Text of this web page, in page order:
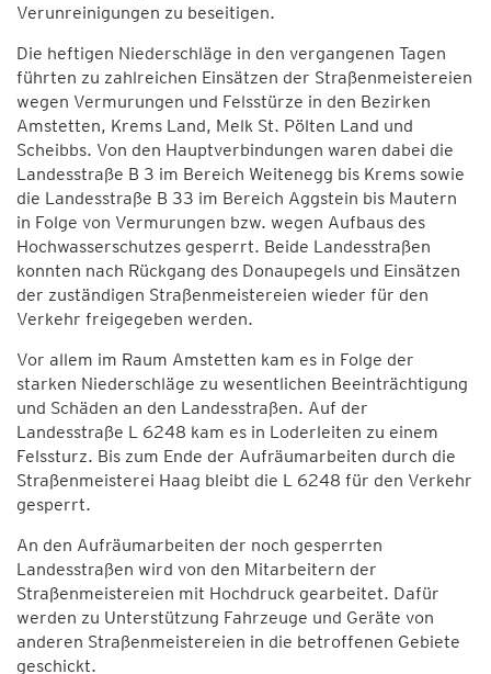
Verunreinigungen zu beseitigen.
Die heftigen Niederschläge in den vergangenen Tagen
führten zu zahlreichen Einsätzen der Straßenmeistereien
wegen Vermurungen und Felsstürze in den Bezirken
Amstetten, Krems Land, Melk St. Pölten Land und
Scheibbs. Von den Hauptverbindungen waren dabei die
Landesstraße B 3 im Bereich Weitenegg bis Krems sowie
die Landesstraße B 33 im Bereich Aggstein bis Mautern
in Folge von Vermurungen bzw. wegen Aufbaus des
Hochwasserschutzes gesperrt. Beide Landesstraßen
konnten nach Rückgang des Donaupegels und Einsätzen
der zuständigen Straßenmeistereien wieder für den
Verkehr freigegeben werden.
Vor allem im Raum Amstetten kam es in Folge der
starken Niederschläge zu wesentlichen Beeinträchtigung
und Schäden an den Landesstraßen. Auf der
Landesstraße L 6248 kam es in Loderleiten zu einem
Felssturz. Bis zum Ende der Aufräumarbeiten durch die
Straßenmeisterei Haag bleibt die L 6248 für den Verkehr
gesperrt.
An den Aufräumarbeiten der noch gesperrten
Landesstraßen wird von den Mitarbeitern der
Straßenmeistereien mit Hochdruck gearbeitet. Dafür
werden zu Unterstützung Fahrzeuge und Geräte von
anderen Straßenmeistereien in die betroffenen Gebiete
geschickt.